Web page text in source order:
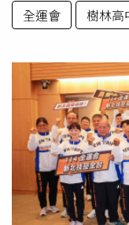
全運會
樹林高